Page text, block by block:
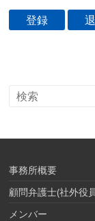
事務所概要
顧問弁護士(社外役
メンバー